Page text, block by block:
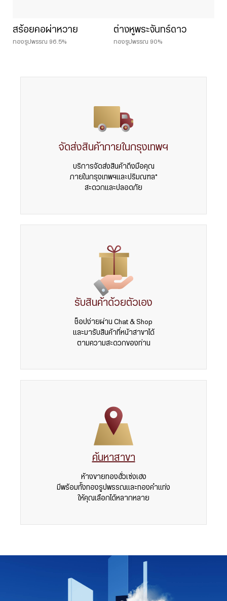
สร้อยคอผ่าหวาย
ทองรูปพรรณ 96.5%
ต่างหูพระจันทร์ดาว
ทองรูปพรรณ 90%
จัดส่งสินค้าภายในกรุงเทพฯ
บริการจัดส่งสินค้าถึงมือคุณ
ภายในกรุงเทพฯและปริมณฑล*
สะดวกและปลอดภัย
รับสินค้าด้วยตัวเอง
ช็อปง่ายผ่าน Chat & Shop
และมารับสินค้าที่หน้าสาขาได้
ตามความสะดวกของท่าน
ค้นหาสาขา
ห้างขายทองฮั่วเซ่งเฮง
มีพร้อมทั้งทองรูปพรรณและทองคำแท่ง
ให้คุณเลือกได้หลากหลาย